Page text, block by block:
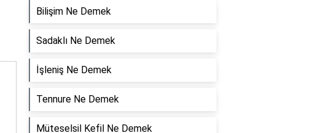
Bilişim Ne Demek
Sadaklı Ne Demek
İşleniş Ne Demek
Tennure Ne Demek
Müteselsil Kefil Ne Demek